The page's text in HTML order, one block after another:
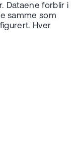
Dataene forblir i
samme som
Hver